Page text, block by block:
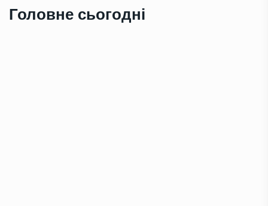
Головне сьогодні